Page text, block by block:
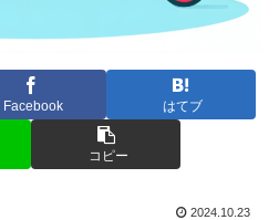
Facebook はてブ
コピー
2024.10.23